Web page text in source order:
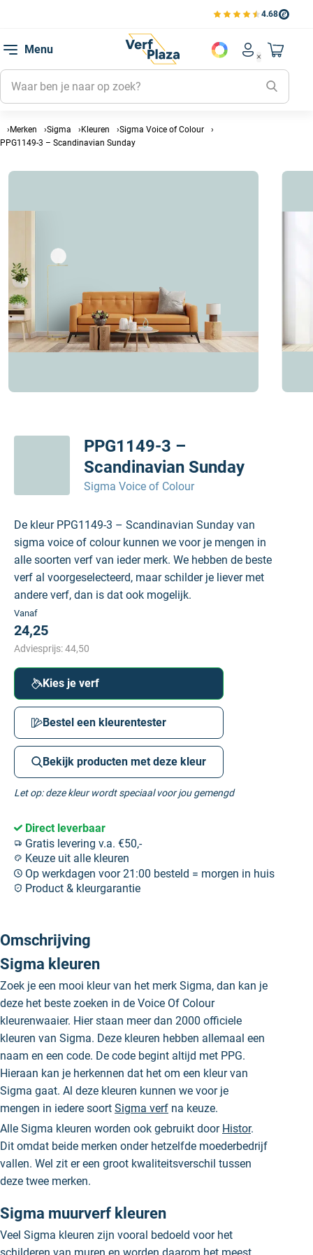
4.68
Bekijk de verfplaza
Menu
Account
Mijn
Mijn
Mijn
Naar
Merken Sigma Kleuren
Sigma Voice of Colour
PPG1149-3 – Scandinavian Sunday
PPG1149-3 –
Scandinavian Sunday
Sigma Voice of Colour
De kleur PPG1149-3 – Scandinavian Sunday van
sigma voice of colour kunnen we voor je mengen in
alle soorten verf van ieder merk. We hebben de beste
verf al voorgeselecteerd, maar schilder je liever met
andere verf, dan is dat ook mogelijk.
Vanaf
24,25
Adviesprijs:44,50
Kies je verf
Bestel een kleurentester
Bekijk producten met deze kleur
Let op: deze kleur wordt speciaal voor jou gemengd
Direct leverbaar
Gratis levering v.a. €50,-
Keuze uit alle kleuren
Op werkdagen voor 21:00 besteld = morgen in huis
Product & kleurgarantie
Omschrijving
Sigma kleuren
Zoek je een mooi kleur van het merk Sigma, dan kan je
deze het beste zoeken in de Voice Of Colour
kleurenwaaier. Hier staan meer dan 2000 officiele
kleuren van Sigma. Deze kleuren hebben allemaal een
naam en een code. De code begint altijd met PPG.
Hieraan kan je herkennen dat het om een kleur van
Sigma gaat. Al deze kleuren kunnen we voor je
mengen in iedere soort Sigma verf na keuze.
Alle Sigma kleuren worden ook gebruikt door Histor.
Dit omdat beide merken onder hetzelfde moederbedrijf
vallen. Wel zit er een groot kwaliteitsverschil tussen
deze twee merken.
Sigma muurverf kleuren
Veel Sigma kleuren zijn vooral bedoeld voor het